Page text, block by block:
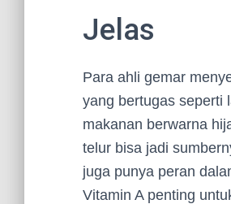
Jelas
Para ahli gemar
yang bertugas seperti
makanan berwarna
telur bisa jadi
juga punya peran
Vitamin A penting